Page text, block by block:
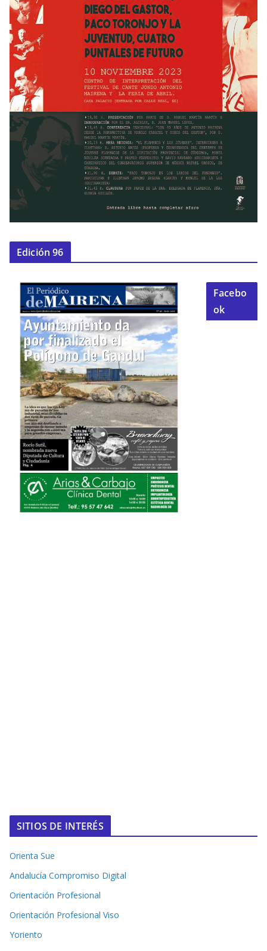
Edición 96
Facebo
ok
SITIOS DE INTERÉS
Orienta Sue
Andalucía Compromiso Digital
Orientación Profesional
Orientación Profesional Viso
Yoriento